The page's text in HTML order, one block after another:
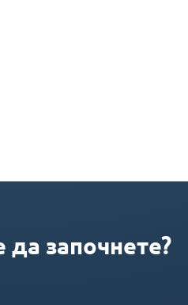
да започнете?